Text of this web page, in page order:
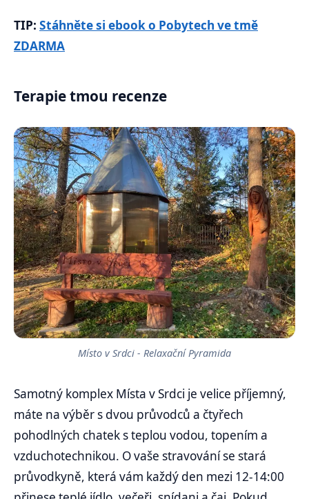
TIP: Stáhněte si ebook o Pobytech ve tmě
ZDARMA
Terapie tmou recenze
Místo v Srdci - Relaxační Pyramida
Samotný komplex Místa v Srdci je velice příjemný,
máte na výběr s dvou průvodců a čtyřech
pohodlných chatek s teplou vodou, topením a
vzduchotechnikou. O vaše stravování se stará
průvodkyně, která vám každý den mezi 12-14:00